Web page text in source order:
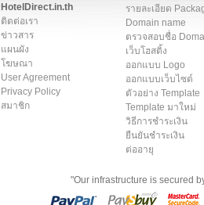
HotelDirect.in.th
ติดต่อเรา
ข่าวสาร
แผนผัง
โฆษณา
User Agreement
Privacy Policy
สมาชิก
รายละเอียด
Domain name
ตรวจสอบชื่อ
เว็บโฮสติ้ง
ออกแบบ Logo
ออกแบบเว็บไซต์
ตัวอย่าง Template
Template มาใหม่
วิธีการชำระเงิน
ยืนยันชำระเงิน
ต่ออายุ
"Our infrastructure is secured